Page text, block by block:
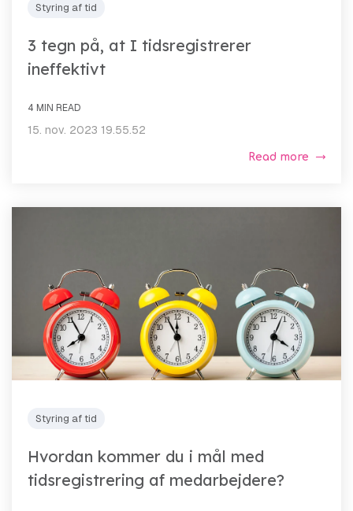
Styring af tid
3 tegn på, at I tidsregistrerer
ineffektivt
4 MIN READ
15. nov. 2023 19.55.52
Read more
Styring af tid
Hvordan kommer du i mål med
tidsregistrering af medarbejdere?